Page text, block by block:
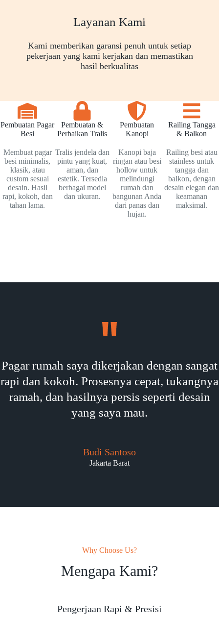
Layanan Kami
Kami memberikan garansi penuh untuk setiap
pekerjaan yang kami kerjakan dan memastikan
hasil berkualitas
Pembuatan Pagar
Besi
Membuat pagar
besi minimalis,
klasik, atau
custom sesuai
desain. Hasil
rapi, kokoh, dan
tahan lama.
Pembuatan &
Perbaikan Tralis
Tralis jendela dan
pintu yang kuat,
aman, dan
estetik. Tersedia
berbagai model
dan ukuran.
Pembuatan
Kanopi
Kanopi baja
ringan atau besi
hollow untuk
melindungi
rumah dan
bangunan Anda
dari panas dan
hujan.
Railing Tangga
& Balkon
Railing besi atau
stainless untuk
tangga dan
balkon, dengan
desain elegan dan
keamanan
maksimal.
Pagar rumah saya dikerjakan dengan sangat
rapi dan kokoh. Prosesnya cepat, tukangnya
ramah, dan hasilnya persis seperti desain
yang saya mau.
Budi Santoso
Jakarta Barat
Why Choose Us?
Mengapa Kami?
Pengerjaan Rapi & Presisi